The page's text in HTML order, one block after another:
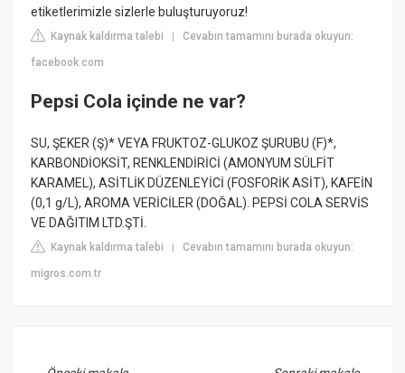
etiketlerimizle sizlerle buluşturuyoruz!
Kaynak kaldırma talebi |Cevabın tamamını burada okuyun:
facebook.com
Pepsi Cola içinde ne var?
SU, ŞEKER (Ş)* VEYA FRUKTOZ-GLUKOZ ŞURUBU (F)*,
KARBONDİOKSİT, RENKLENDİRİCİ (AMONYUM SÜLFİT
KARAMEL), ASİTLİK DÜZENLEYİCİ (FOSFORİK ASİT), KAFEİN
(0,1 g/L), AROMA VERİCİLER (DOĞAL). PEPSİ COLA SERVİS
VE DAĞITIM LTD.ŞTİ.
Kaynak kaldırma talebi |Cevabın tamamını burada okuyun:
migros.com.tr